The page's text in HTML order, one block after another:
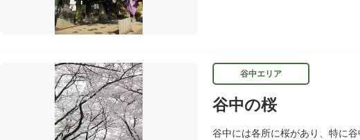
谷中エリア
谷中の桜
谷中には各所に桜があり、特に